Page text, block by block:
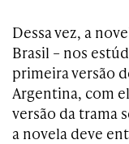
Dessavez, a
Brasil – nos
primeira versão
Argentina, com
versão da trama
a novela deve